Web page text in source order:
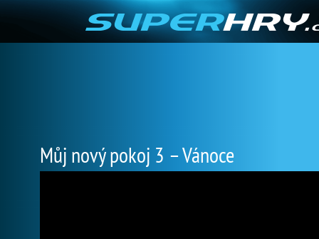
Můj nový pokoj 3 – Vánoce